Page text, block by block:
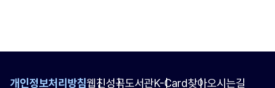
개인정보처리방침웹진성곡도서관K-Card찾아오시는길